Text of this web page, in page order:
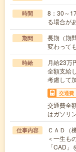
時間
8：30～
る場合が
期間
長期（期
変わって
時給
月給23万
全額支給
考慮して
交通費
交通費全
はガソリ
仕事内容
ＣＡＤ（
＜一生も
「CAD